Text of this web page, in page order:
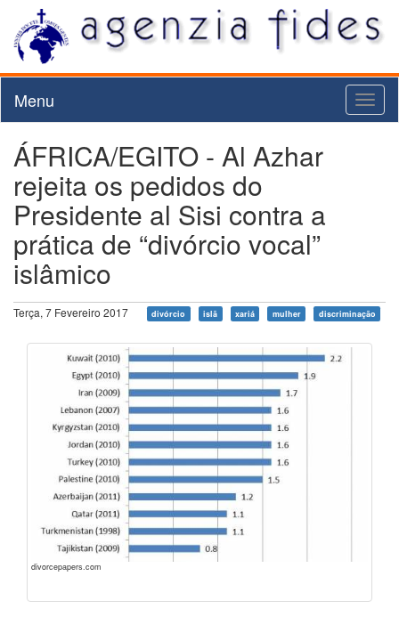
Menu
ÁFRICA/EGITO - Al Azhar
rejeita os pedidos do
Presidente al Sisi contra a
prática de “divórcio vocal”
islâmico
Terça, 7 Fevereiro 2017 divórcio islã xariá mulher discriminação
divorcepapers.com